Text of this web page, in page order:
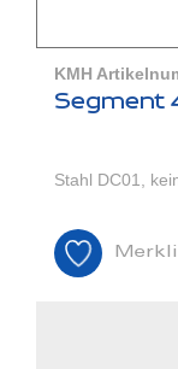
KMH
Segment
Stahl DC01,